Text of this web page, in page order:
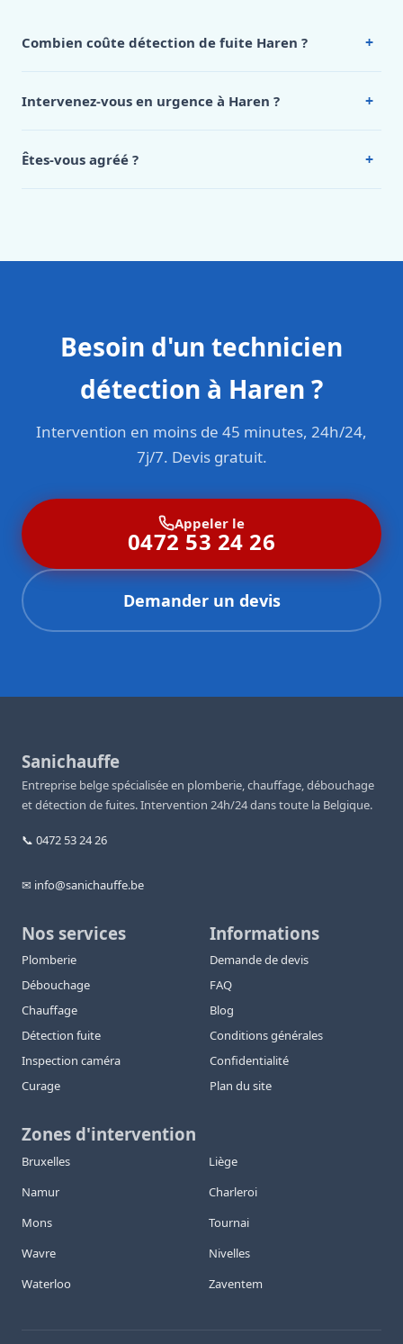
Combien coûte détection de fuite Haren ? +
appelez le 0472 53 24 26.
Intervenez-vous en urgence à Haren ? +
Êtes-vous agréé ? +
Besoin d'un technicien
détection à Haren ?
Intervention en moins de 45 minutes, 24h/24,
7j/7. Devis gratuit.
Appeler le
0472 53 24 26
Demander un devis
Sanichauffe
Entreprise belge spécialisée en plomberie, chauffage, débouchage
et détection de fuites. Intervention 24h/24 dans toute la Belgique.
📞 0472 53 24 26
✉ info@sanichauffe.be
Nos services
Plomberie
Débouchage
Chauffage
Détection fuite
Inspection caméra
Curage
Informations
Demande de devis
FAQ
Blog
Conditions générales
Confidentialité
Plan du site
Zones d'intervention
Bruxelles
Liège
Namur
Charleroi
Mons
Tournai
Wavre
Nivelles
Waterloo
Zaventem